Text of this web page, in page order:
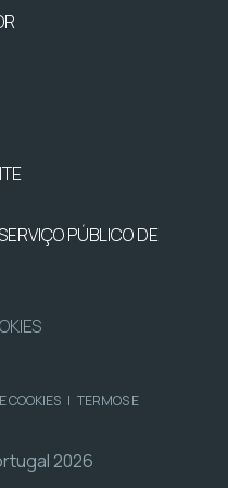
PÚBLICO DE
COOKIES | TERMOS E
2026